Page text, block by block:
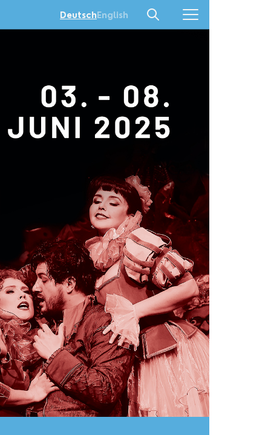
DeutschEnglish